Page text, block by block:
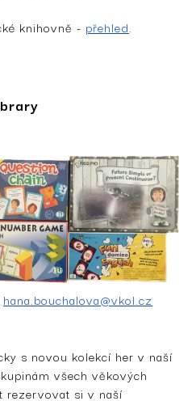
knihovně - přehled.
hana.bouchalova@vkol.cz
s novou kolekcí her v naší
všech věkových
rezervovat si v naší